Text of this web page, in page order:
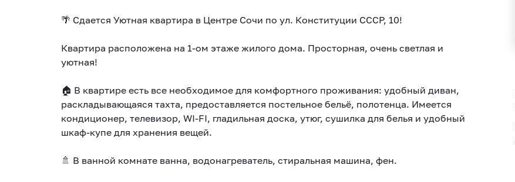
🌴 Сдается Уютная квартира в Центре Сочи по ул. Конституции СССР, 10!
Квартира расположена на 1-ом этаже жилого дома. Просторная, очень светлая и
уютная!
🏠 В квартире есть все необходимое для комфортного проживания: удобный диван,
раскладывающаяся тахта, предоставляется постельное бельё, полотенца. Имеется
кондиционер, телевизор, WI-FI, гладильная доска, утюг, сушилка для белья и удобный
шкаф-купе для хранения вещей.
🚿 В ванной комнате ванна, водонагреватель, стиральная машина, фен.